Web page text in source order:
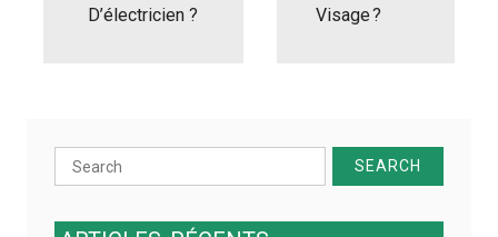
D’électricien ?
Visage ?
Search
for: